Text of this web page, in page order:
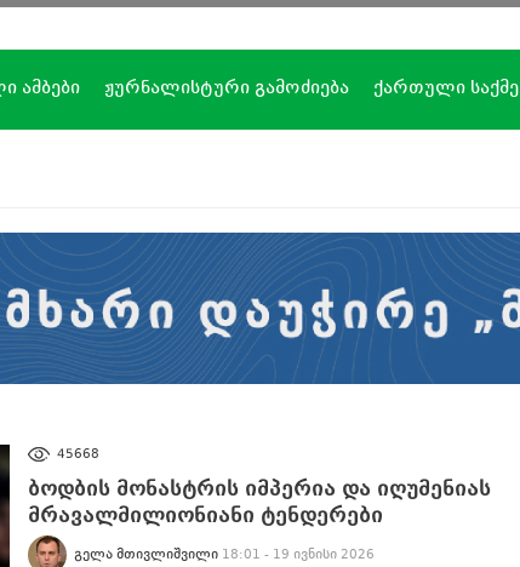
ამბები ჟურნალისტური გამოძიება ქართული საქმე
45668
ბოდბის მონასტრის იმპერია და იღუმენიას
მრავალმილიონიანი ტენდერები
ᲒᲔᲚᲐ ᲛᲗᲘᲕᲚᲘᲨᲕᲘᲚᲘ 18:01 - 19 ივნისი 2026